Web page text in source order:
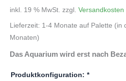
inkl. 19 % MwSt. zzgl. Versandkosten
Lieferzeit: 1-4 Monate auf Palette (in
Monaten)
Das Aquarium wird erst nach
Produktkonfiguration: *